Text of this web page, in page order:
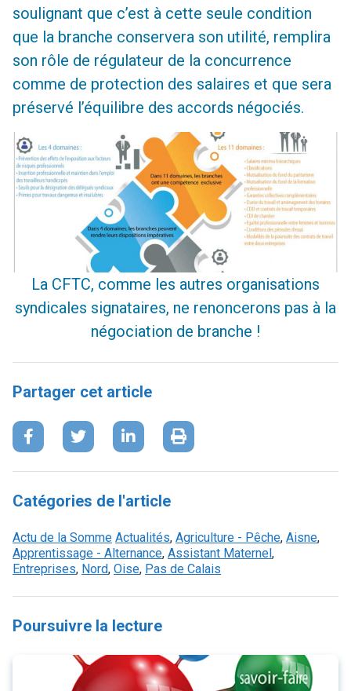
soulignant que c’est à cette seule condition
que la branche conservera son utilité, remplira
son rôle de régulateur de la concurrence
comme de protection des salaires et que sera
préservé l’équilibre des accords négociés.
La CFTC, comme les autres organisations
syndicales signataires, ne renoncerons pas à la
négociation de branche !
Partager cet article
Catégories de l'article
Actu de la Somme Actualités, Agriculture - Pêche, Aisne,
Apprentissage - Alternance, Assistant Maternel,
Entreprises, Nord, Oise, Pas de Calais
Poursuivre la lecture